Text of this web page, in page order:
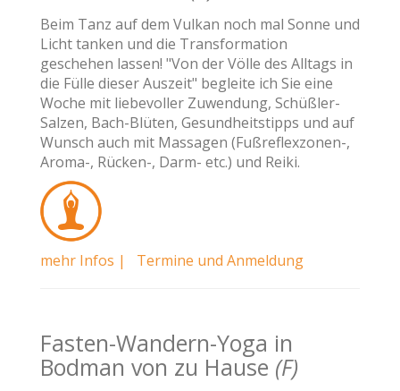
Beim Tanz auf dem Vulkan noch mal Sonne und
Licht tanken und die Transformation
geschehen lassen! "Von der Völle des Alltags in
die Fülle dieser Auszeit" begleite ich Sie eine
Woche mit liebevoller Zuwendung, Schüßler-
Salzen, Bach-Blüten, Gesundheitstipps und auf
Wunsch auch mit Massagen (Fußreflexzonen-,
Aroma-, Rücken-, Darm- etc.) und Reiki.
mehr Infos | Termine und Anmeldung
Fasten-Wandern-Yoga in
Bodman von zu Hause (F)